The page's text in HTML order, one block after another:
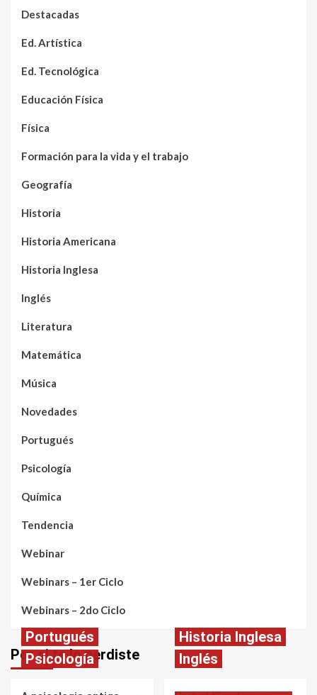
Destacadas
Ed. Artística
Ed. Tecnológica
Educación Física
Física
Formación para la vida y el trabajo
Geografía
Historia
Historia Americana
Historia Inglesa
Inglés
Literatura
Matemática
Música
Novedades
Portugués
Psicología
Química
Tendencia
Webinar
Webinars – 1er Ciclo
Webinars – 2do Ciclo
Por si te lo perdiste
Portugués
Psicología
Historia Inglesa
Inglés